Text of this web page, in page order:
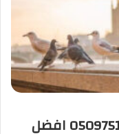
تركيب طارد الحمام بتبوك 0509751299 افضل